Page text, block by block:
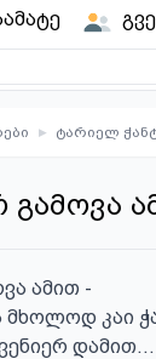
▸ ტარიელ
ამით -
კაი
დამით...